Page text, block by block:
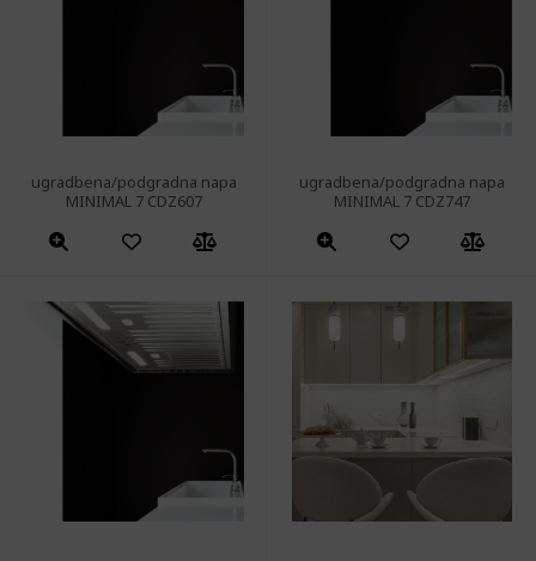
ugradbena/podgradna napa
MINIMAL 7 CDZ607
ugradbena/podgradna napa
MINIMAL 7 CDZ747